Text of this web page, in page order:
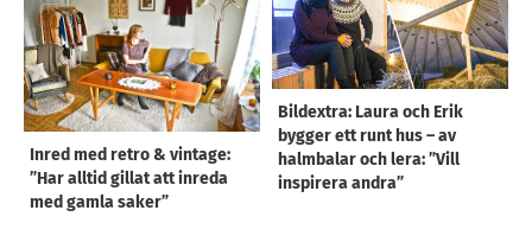
Inred med retro & vintage:
”Har alltid gillat att inreda
med gamla saker”
Bildextra: Laura och Erik
bygger ett runt hus – av
halmbalar och lera: ”Vill
inspirera andra”